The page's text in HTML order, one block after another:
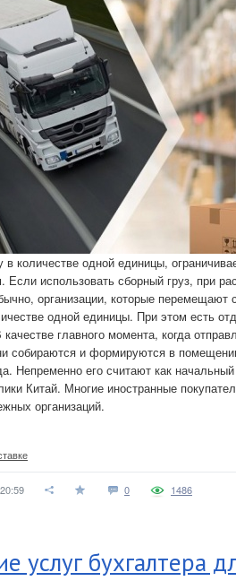
в количестве одной единицы,
Если использовать сборный груз, при
организации, которые перемещают
одной единицы. При этом есть
главного момента, когда
собираются и формируются в
Непременно его считают как
Китай. Многие иностранные
организаций.
0 1486
услуг бухгалтера